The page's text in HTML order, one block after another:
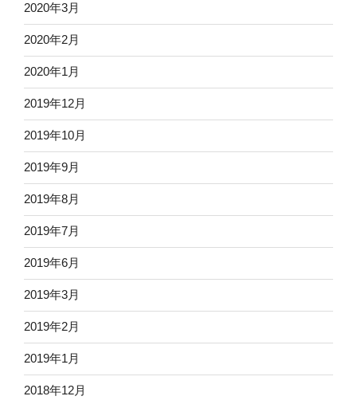
2020年3月
2020年2月
2020年1月
2019年12月
2019年10月
2019年9月
2019年8月
2019年7月
2019年6月
2019年3月
2019年2月
2019年1月
2018年12月